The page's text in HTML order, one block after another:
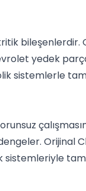
bileşenlerdir.
yedek
sistemlerle
Orijinal